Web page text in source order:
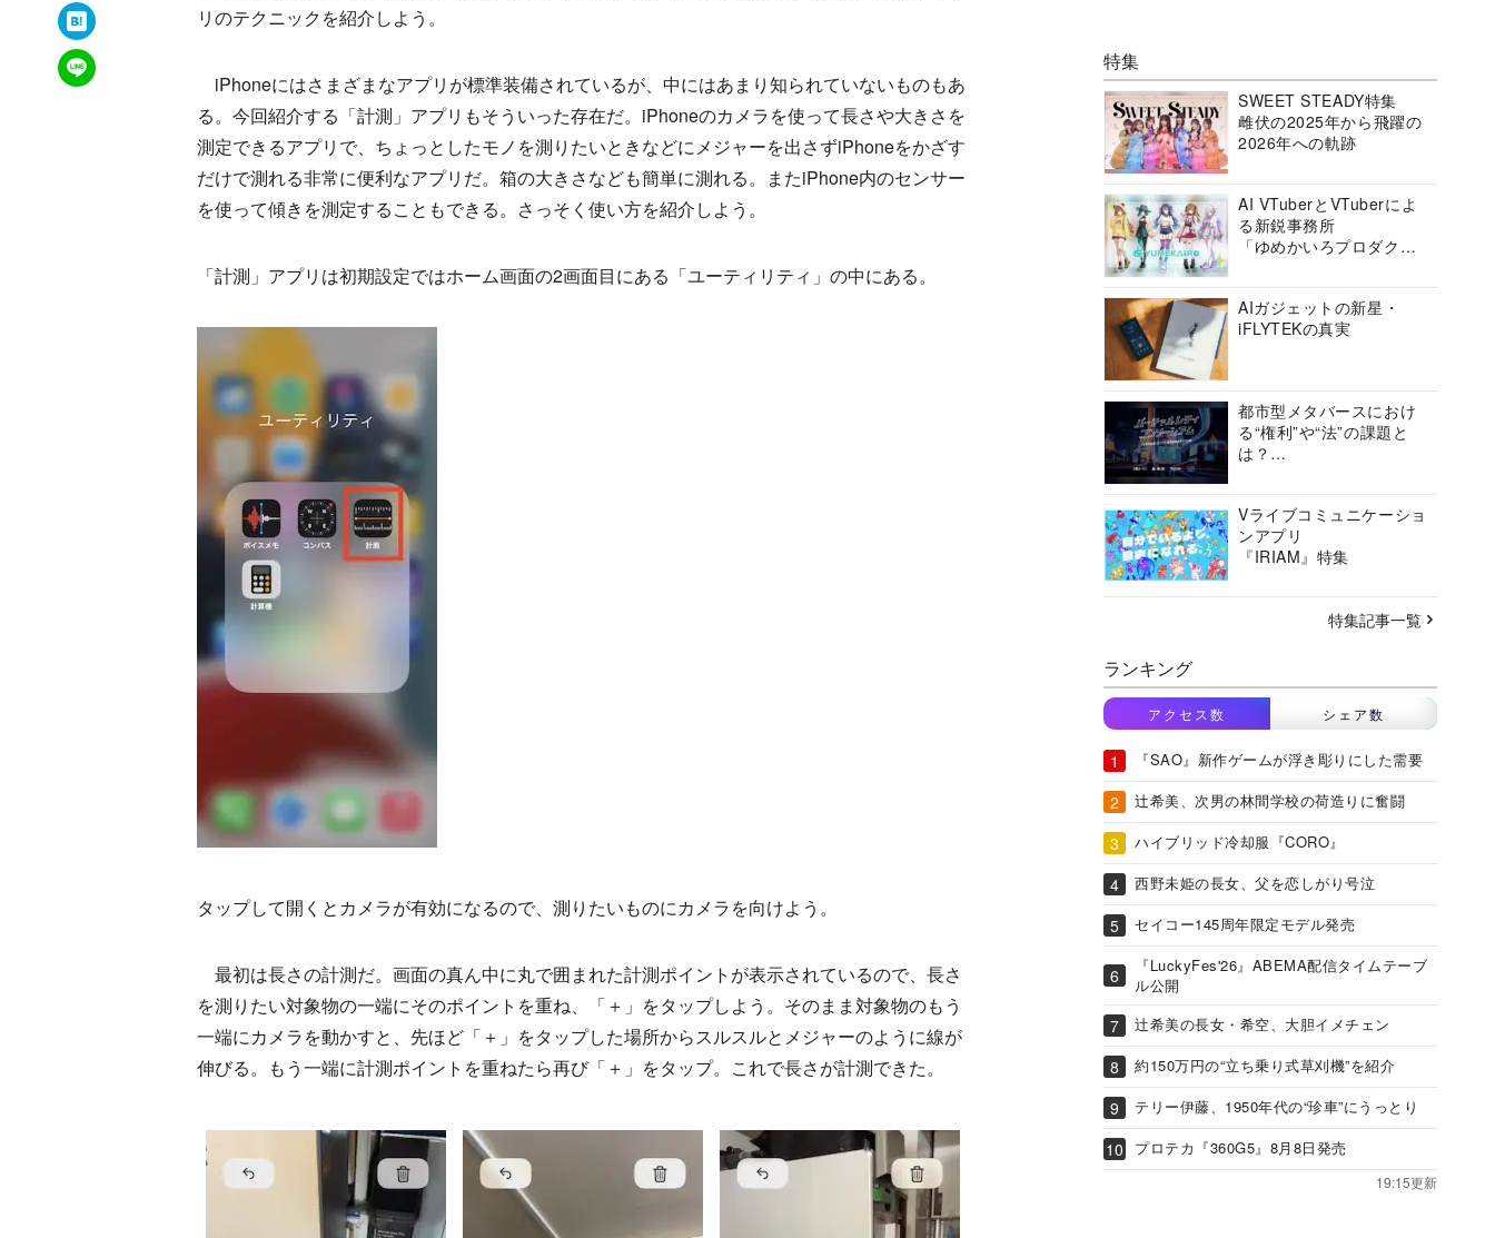
はてなブックマーク
LINEで送る
リのテクニックを紹介しよう。
iPhoneにはさまざまなアプリが標準装備されているが、中にはあまり知られていないものもあ
る。今回紹介する「計測」アプリもそういった存在だ。iPhoneのカメラを使って長さや大きさを
測定できるアプリで、ちょっとしたモノを測りたいときなどにメジャーを出さずiPhoneをかざす
だけで測れる非常に便利なアプリだ。箱の大きさなども簡単に測れる。またiPhone内のセンサー
を使って傾きを測定することもできる。さっそく使い方を紹介しよう。
「計測」アプリは初期設定ではホーム画面の2画面目にある「ユーティリティ」の中にある。
タップして開くとカメラが有効になるので、測りたいものにカメラを向けよう。
最初は長さの計測だ。画面の真ん中に丸で囲まれた計測ポイントが表示されているので、長さ
を測りたい対象物の一端にそのポイントを重ね、「＋」をタップしよう。そのまま対象物のもう
一端にカメラを動かすと、先ほど「＋」をタップした場所からスルスルとメジャーのように線が
伸びる。もう一端に計測ポイントを重ねたら再び「＋」をタップ。これで長さが計測できた。
特集
SWEET STEADY特集
雌伏の2025年から飛躍の
2026年への軌跡
AI VTuberとVTuberによ
る新鋭事務所
「ゆめかいろプロダクシ
AIガジェットの新星・
iFLYTEKの真実
都市型メタバースにおけ
る“権利”や“法”の課題と
は？
ーシアムの挑戦に迫る
Vライブコミュニケーショ
ンアプリ
『IRIAM』特集
特集記事一覧
ランキング
アクセス数 シェア数
『SAO』新作ゲームが浮き彫りにした需要
辻希美、次男の林間学校の荷造りに奮闘
ハイブリッド冷却服『CORO』
西野未姫の長女、父を恋しがり号泣
セイコー145周年限定モデル発売
『LuckyFes'26』ABEMA配信タイムテーブ
ル公開
辻希美の長女・希空、大胆イメチェン
約150万円の“立ち乗り式草刈機”を紹介
テリー伊藤、1950年代の“珍車”にうっとり
プロテカ『360G5』8月8日発売
19:15更新